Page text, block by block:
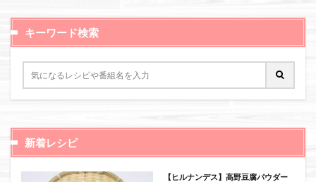
キーワード検索
新着レシピ
【ヒルナンデス】高野豆腐パウダー